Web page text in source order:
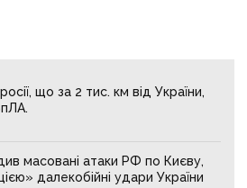
що за 2 тис. км від України,
масовані атаки РФ по Києву,
далекобійні удари України